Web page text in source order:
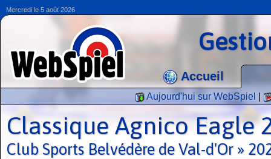
Mercredi le 5 août 2026
Accueil
Aujourd'hui sur WebSpiel
Classique Agnico Eagle
Club Sports Belvédère de Val-d'Or »